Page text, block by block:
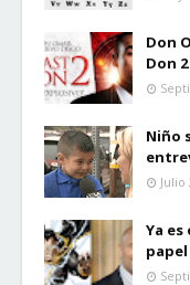
Don
Don 2
Niño
Julio
Ya
papel